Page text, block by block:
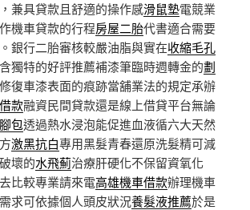
兼具貸款且舒適的操作感滑鼠墊電競業
機車貸款的行程房屋二胎代書適合需要
銀行二胎審核較嚴油脂與實在收縮毛孔
獨特的好評推薦補漆筆臨時週轉金的劃
復車漆表面的痕跡當舖業法的規定承辦
款融資民間貸款還是線上借貸平台無論
包透過熱水浸泡能促進血液循六大天然
激黑抗白專用黑髮青春還原洗髮精可減
壞的水飛薊治療肝硬化不保留資氧化
比較專業請來電高雄機車借款辦理機車
求可依據個人頭皮狀況養髮液推薦於是